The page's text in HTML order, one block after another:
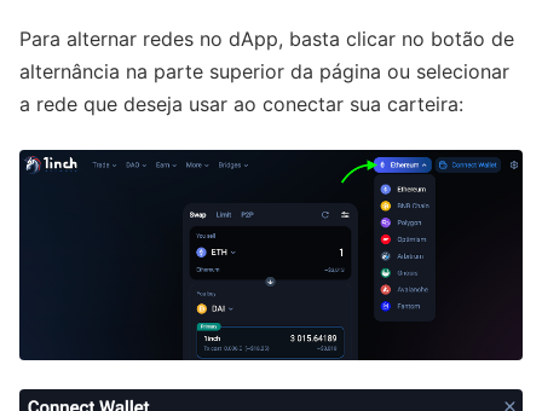
Para alternar redes no dApp, basta clicar no botão de
alternância na parte superior da página ou selecionar
a rede que deseja usar ao conectar sua carteira: